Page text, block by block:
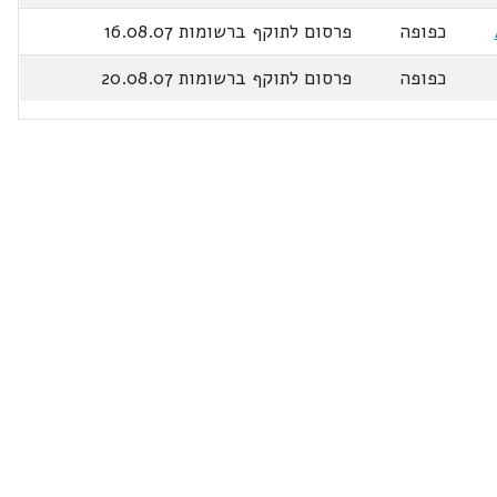
כפופה
פרסום לתוקף ברשומות 16.08.07
כפופה פרסום לתוקף ברשומות 20.08.07